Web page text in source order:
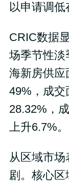
以申请调低
CRIC数据
场季节性淡
海新房供应
49%，成交
28.32%，
上升6.7%。
从区域市
剧。核心